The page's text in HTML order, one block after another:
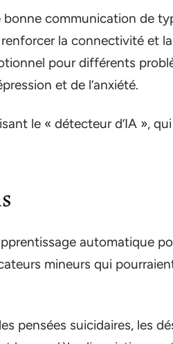
bonne communication de
la connectivité et
pour différents
et de l’anxiété.
le « détecteur d’IA »,
automatique
mineurs qui
pensées suicidaires, les